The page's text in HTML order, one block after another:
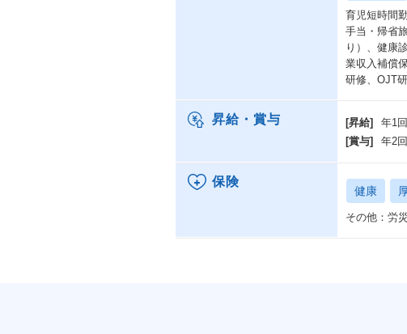
育児短時間
手当・帰省
り）、健康
業収入補償
研修、OJT
昇給・賞与 [昇給]
年1回
[賞与]
年2回
保険
健康
その他：労